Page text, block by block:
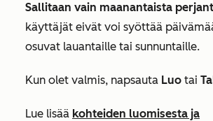
Sallitaan vain maanantaista
käyttäjät eivät voi syöttää
osuvat lauantaille tai sunnuntaille.
Kun olet valmis, napsauta Luo tai
Lue lisää kohteiden luomisesta ja